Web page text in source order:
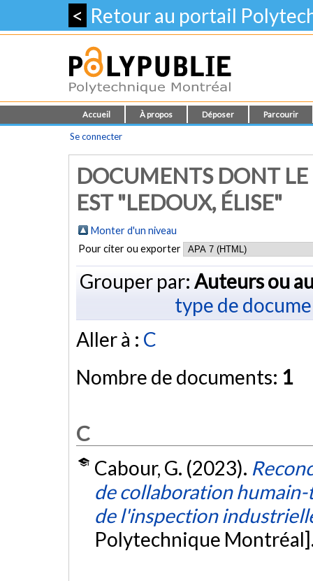
< Retour au portail
Accueil À propos Déposer Parcourir
Se connecter
DOCUMENTS DONT
EST "LEDOUX, ÉLISE"
Monter d'un niveau
Pour citer ou exporter
Grouper par: Auteurs ou
type de
Aller à : C
Nombre de documents: 1
C
Cabour, G. (2023).
de collaboration humain-
de l'inspection
Polytechnique